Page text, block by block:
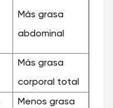
Más grasa
abdominal
Más grasa
corporal total
Menos grasa